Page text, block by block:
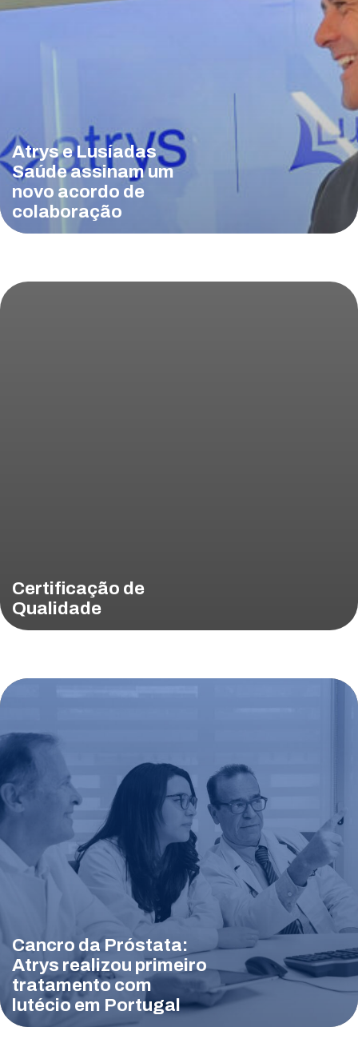
Atrys e Lusíadas
Saúde assinam um
novo acordo de
colaboração
Certificação de
Qualidade
Cancro da Próstata:
Atrys realizou primeiro
tratamento com
lutécio em Portugal